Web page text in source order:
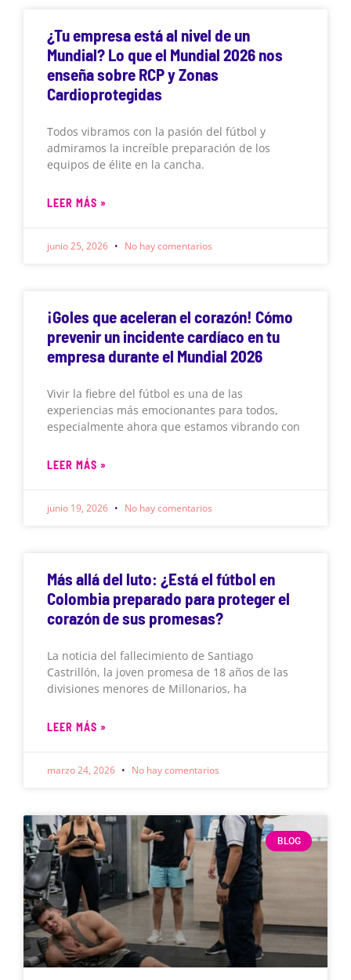
¿Tu empresa está al nivel de un
Mundial? Lo que el Mundial 2026 nos
enseña sobre RCP y Zonas
Cardioprotegidas
Todos vibramos con la pasión del fútbol y
admiramos la increíble preparación de los
equipos de élite en la cancha.
LEER MÁS »
junio 25, 2026 No hay comentarios
¡Goles que aceleran el corazón! Cómo
prevenir un incidente cardíaco en tu
empresa durante el Mundial 2026
Vivir la fiebre del fútbol es una de las
experiencias más emocionantes para todos,
especialmente ahora que estamos vibrando con
LEER MÁS »
junio 19, 2026 No hay comentarios
Más allá del luto: ¿Está el fútbol en
Colombia preparado para proteger el
corazón de sus promesas?
La noticia del fallecimiento de Santiago
Castrillón, la joven promesa de 18 años de las
divisiones menores de Millonarios, ha
LEER MÁS »
marzo 24, 2026 No hay comentarios
BLOG